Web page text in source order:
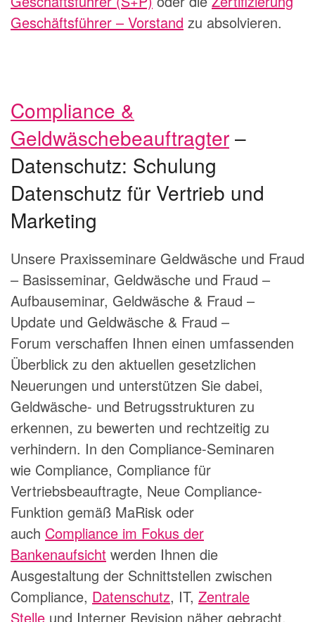
Geschäftsführer – Vorstand zu absolvieren.
Compliance &
Geldwäschebeauftragter –
Datenschutz: Schulung
Datenschutz für Vertrieb und
Marketing
Unsere Praxisseminare Geldwäsche und Fraud
– Basisseminar, Geldwäsche und Fraud –
Aufbauseminar, Geldwäsche & Fraud –
Update und Geldwäsche & Fraud –
Forum verschaffen Ihnen einen umfassenden
Überblick zu den aktuellen gesetzlichen
Neuerungen und unterstützen Sie dabei,
Geldwäsche- und Betrugsstrukturen zu
erkennen, zu bewerten und rechtzeitig zu
verhindern. In den Compliance-Seminaren
wie Compliance, Compliance für
Vertriebsbeauftragte, Neue Compliance-
Funktion gemäß MaRisk oder
auch Compliance im Fokus der
Bankenaufsicht werden Ihnen die
Ausgestaltung der Schnittstellen zwischen
Compliance, Datenschutz, IT, Zentrale
Stelle und Interner Revision näher gebracht.